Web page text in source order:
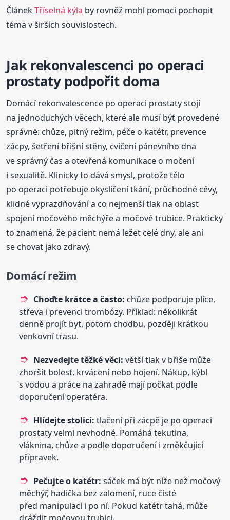
ČlánekTříselná kýla by rovněž mohl pomoci pochopit
téma v širších souvislostech.
Jak rekonvalescenci po operaci
prostaty podpořit doma
Domácí rekonvalescence po operaci prostaty stojí
na jednoduchých věcech, které ale musí být provedené
správně: chůze, pitný režim, péče o katétr, prevence
zácpy, šetření břišní stěny, cvičení pánevního dna
ve správný čas a otevřená komunikace o močení
i sexualitě. Klinicky to dává smysl, protože tělo
po operaci potřebuje okysličení tkání, průchodné cévy,
klidné vyprazdňování a co nejmenší tlak na oblast
spojení močového měchýře a močové trubice. Prakticky
to znamená, že pacient nemá ležet celé dny, ale ani
se chovat jako zdravý.
Domácí režim
Choďte krátce a často: chůze podporuje plíce,
střeva i prevenci trombózy. Příklad: několikrát
denně projít byt, potom chodbu, později krátkou
venkovní trasu.
Nezvedejte těžké věci: větší tlak v břiše může
zhoršit bolest, krvácení nebo hojení. Nákup, kýbl
s vodou a práce na zahradě mají počkat podle
doporučení operatéra.
Hlídejte stolici: tlačení při zácpě je po operaci
prostaty velmi nevhodné. Pomáhá tekutina,
vláknina, chůze a podle doporučení i změkčující
přípravek.
Pečujte o katétr: sáček má být níže než močový
měchýř, hadička bez zalomení, ruce čisté
před manipulací i po ní. Pokud katétr tahá, může